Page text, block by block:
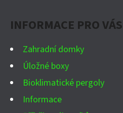
INFORMACE PRO VÁS
Zahradní domky
Úložné boxy
Bioklimatické pergoly
Informace